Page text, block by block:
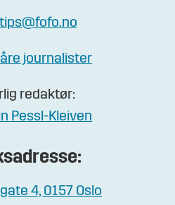
tips@fofo.no
journalister
redaktør:
Pessl-Kleiven
4, 0157 Oslo